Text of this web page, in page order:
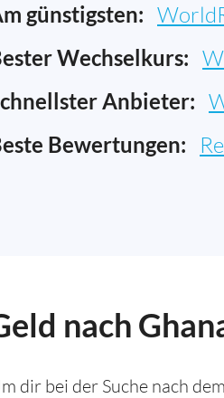
günstigsten:
Wechselkurs:
Anbieter:
Bewertungen:
nach
dir bei der Suche nach